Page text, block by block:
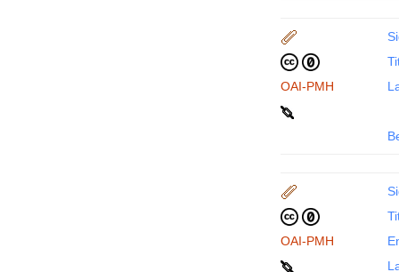
OAI-PMH
OAI-PMH